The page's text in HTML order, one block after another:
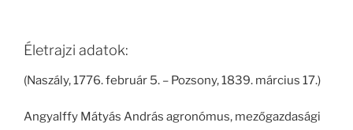
Életrajzi adatok:
(Naszály, 1776. február 5. – Pozsony, 1839. március 17.)
Angyalffy Mátyás András agronómus, mezőgazdasági